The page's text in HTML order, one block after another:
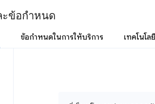
ะข้อกำหนด
ข้อกำหนดในการให้บริการ เทคโนโลยี